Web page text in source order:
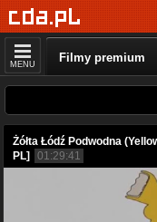
MENU Filmy premium
Żółta Łódź Podwodna
PL]
01:29:41